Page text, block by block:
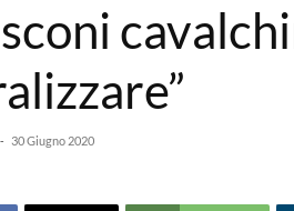
- 30 Giugno 2020